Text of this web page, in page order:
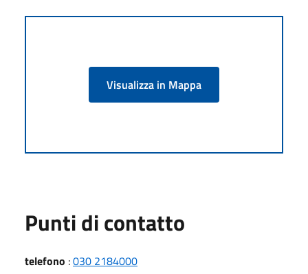
Visualizza in Mappa
Punti di contatto
telefono :030 2184000